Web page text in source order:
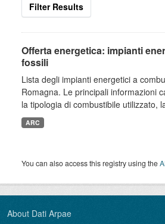
Filter Results
Offerta energetica: impianti
fossili
Lista degli impianti energetici a
Romagna. Le principali informazioni
la tipologia di combustibile utilizzato,
ARC
You can also access this registry using the
About Dati Arpae